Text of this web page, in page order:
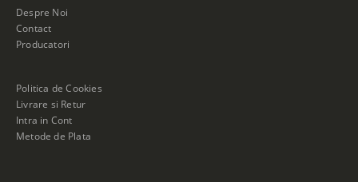
Despre Noi
Contact
Producatori
Politica de Cookies
Livrare si Retur
Intra in Cont
Metode de Plata